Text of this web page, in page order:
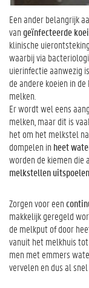
Een ander belangrijk
vangeïnfecteerde
klinische
waarbij via
uierinfectie aanwezig
de andere koeien in
melken.
Er wordt wel eens
melken, maar dit is
het om het melkstel
dompelen in heet
worden de kiemen die
melkstellen
Zorgen voor een
makkelijk geregeld
de melkput of door
vanuit het melkhuis
men met emmers
vervelen en dus al